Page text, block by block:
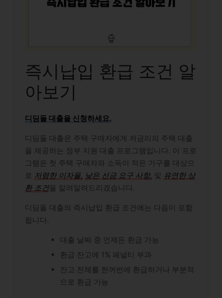
즉시납입 환급 조건 알
아보기
디딤돌 대출을 신청하세요.
디딤돌 대출은 주택 구매자에게 저금리의 주택 대출
을 제공하는 정부 지원 대출 프로그램입니다. 이 프로
그램은 첫 주택 구매자와 소득이 적은 가구를 대상으
로 저렴한 이자율, 낮은 선금 요구 사항, 및 유연한 상
환 조건을 알려알려드리겠습니다.
디딤돌 대출의 즉시납입 환급 조건에는 다음이 포함
됩니다.
대출 날짜 중 언제든 환급 가능
환급 잔고에 1% 페널티 부과
잔고 전체를 한꺼번에 환급하거나 부분적
으로 환급 가능